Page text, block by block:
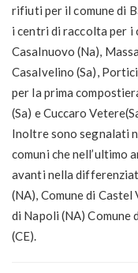
rifiuti per il comune di
i centri di raccolta per i
Casalnuovo (Na),
Casalvelino (Sa),
per la prima
(Sa) e Cuccaro
Inoltre sono segnalati
comuni che nell’ultimo
avanti nella
(NA), Comune di
di Napoli (NA) Comune
(CE).